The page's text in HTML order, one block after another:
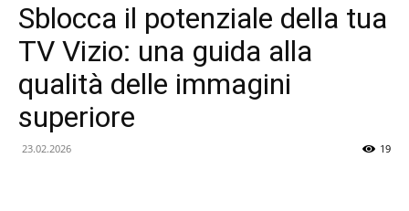
Sblocca il potenziale della tua
TV Vizio: una guida alla
qualità delle immagini
superiore
23.02.2026 19